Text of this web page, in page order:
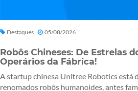
Destaques 05/08/2026
Robôs Chineses: De Estrelas
Operários da Fábrica!
A startup chinesa Unitree Robotics está
renomados robôs humanoides, antes